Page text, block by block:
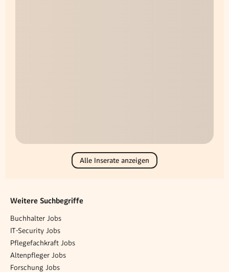
Alle Inserate anzeigen
Weitere Suchbegriffe
Buchhalter Jobs
IT-Security Jobs
Pflegefachkraft Jobs
Altenpfleger Jobs
Forschung Jobs